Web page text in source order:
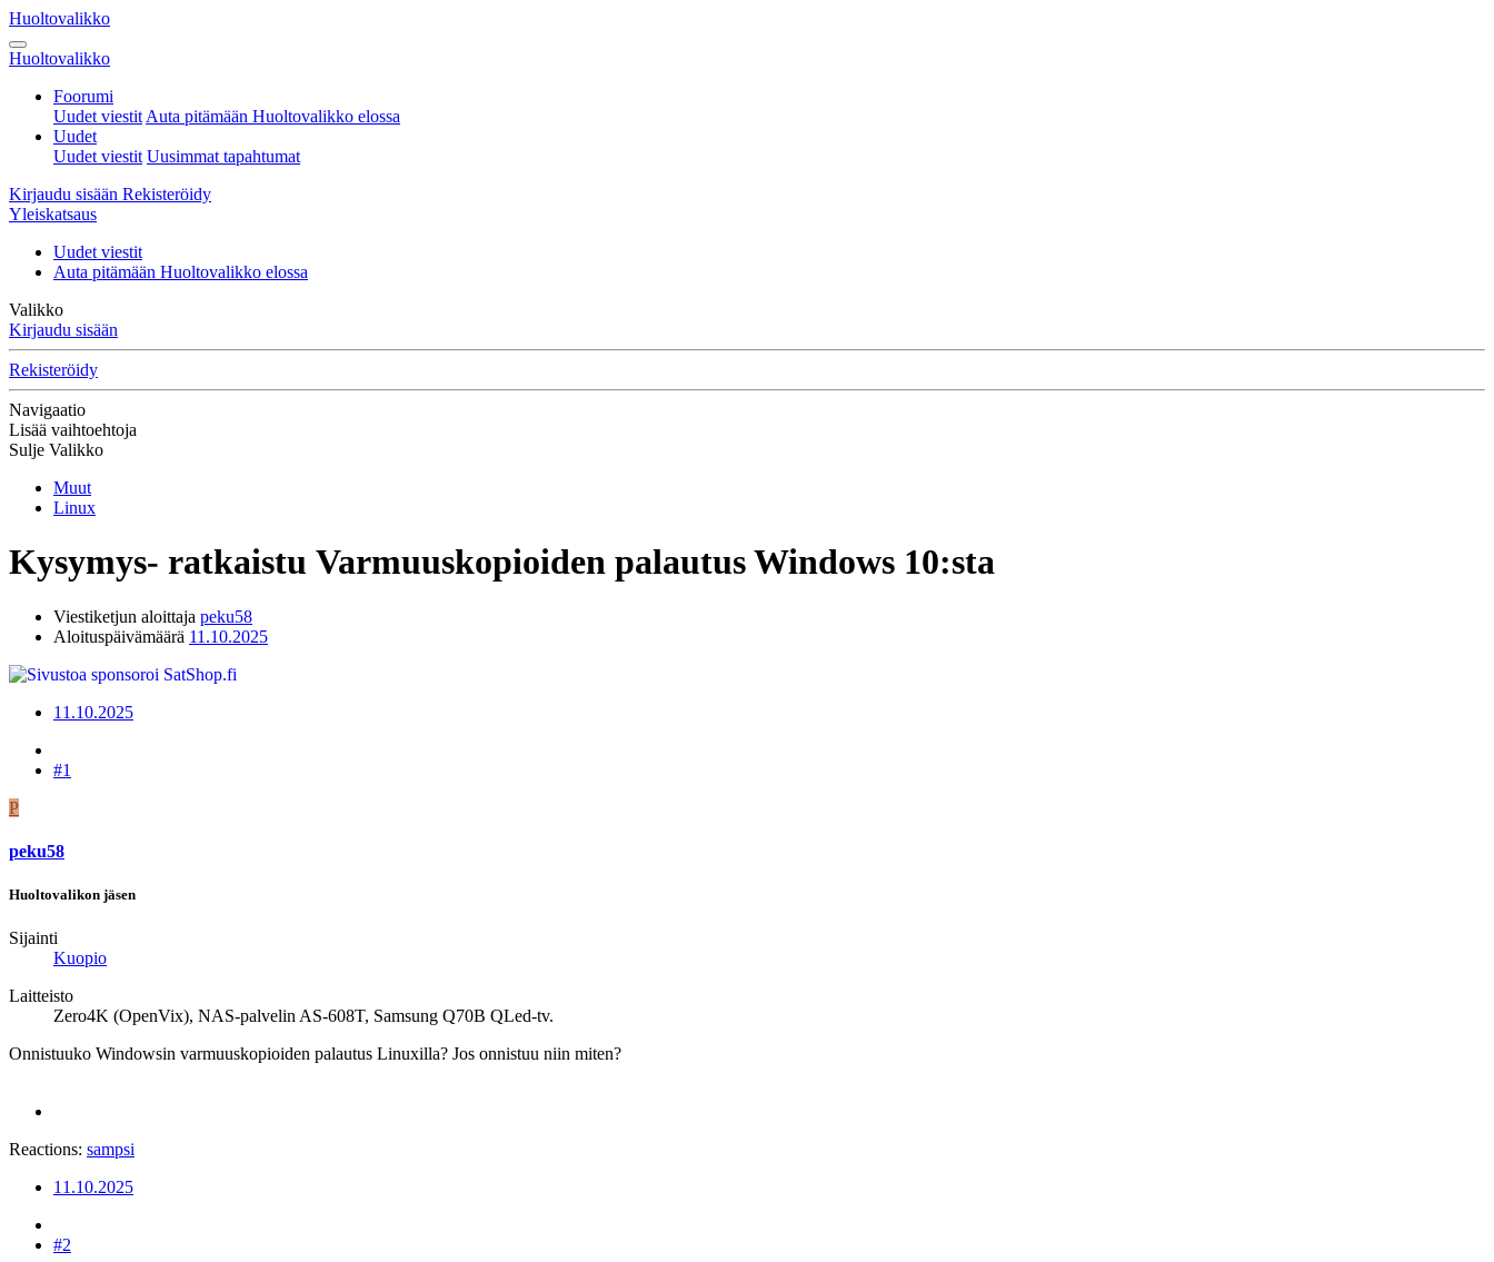
Huoltovalikko
Huoltovalikko
Foorumi
Uudet viestit Auta pitämään Huoltovalikko elossa
Uudet
Uudet viestit Uusimmat tapahtumat
Kirjaudu sisään Rekisteröidy
Yleiskatsaus
Uudet viestit
Auta pitämään Huoltovalikko elossa
Valikko
Kirjaudu sisään
Rekisteröidy
Navigaatio
Lisää vaihtoehtoja
Sulje Valikko
Muut
Linux
Kysymys- ratkaistu Varmuuskopioiden palautus Windows 10:sta
Viestiketjun aloittaja peku58
Aloituspäivämäärä 11.10.2025
11.10.2025
#1
P
peku58
Huoltovalikon jäsen
Sijainti
Kuopio
Laitteisto
Zero4K (OpenVix), NAS-palvelin AS-608T, Samsung Q70B QLed-tv.
Onnistuuko Windowsin varmuuskopioiden palautus Linuxilla? Jos onnistuu niin miten?
Reactions: sampsi
11.10.2025
#2